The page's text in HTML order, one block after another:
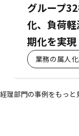
グループ
化、負荷
期化を実現
業務の属人
経理部門の事例をもっと